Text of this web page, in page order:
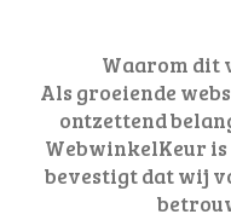
Waarom dit
Als groeiende
ontzettend
WebwinkelKeur is
bevestigt dat wij